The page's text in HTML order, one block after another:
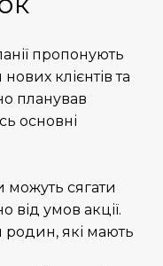
пропонують
клієнтів та
планував
основні
сягати
від умов акції.
які мають